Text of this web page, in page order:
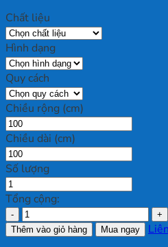
Chất liệu
Hình dạng
Quy cách
Chiều rộng (cm)
Chiều dài (cm)
Số lượng
Tổng cộng:
In
Tem
Thêm vào giỏ hàng Mua ngay